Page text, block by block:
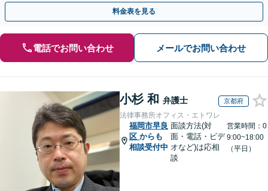
料金表を見る
電話でお問い合わせ メールでお問い合わせ
小杉 和 弁護士 京都府
法律事務所オフィス・エトワレ
福岡市早良
区 からも
相談受付中
面談方法(対
面・電話・ビデ
オなど)は応相
談
営業時間：0
9:00~18:00
（平日）